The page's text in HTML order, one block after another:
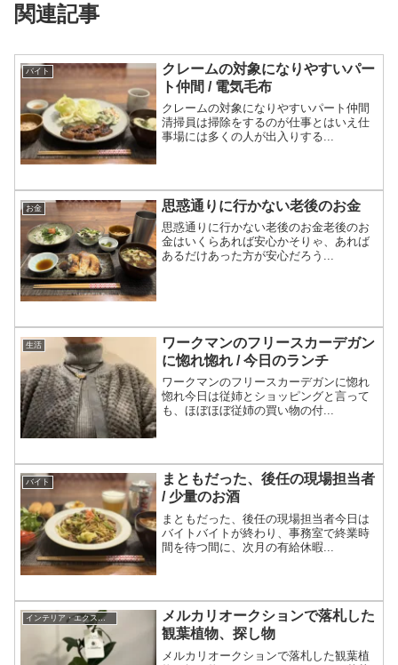
関連記事
バイト
クレームの対象になりやすいパー
ト仲間 / 電気毛布
クレームの対象になりやすいパート仲間
清掃員は掃除をするのが仕事とはいえ仕
事場には多くの人が出入りする...
お金 思惑通りに行かない老後のお金
思惑通りに行かない老後のお金老後のお
金はいくらあれば安心かそりゃ、あれば
あるだけあった方が安心だろう...
生活
ワークマンのフリースカーデガン
に惚れ惚れ / 今日のランチ
ワークマンのフリースカーデガンに惚れ
惚れ今日は従姉とショッピングと言って
も、ほぼほぼ従姉の買い物の付...
バイト
まともだった、後任の現場担当者
/ 少量のお酒
まともだった、後任の現場担当者今日は
バイトバイトが終わり、事務室で終業時
間を待つ間に、次月の有給休暇...
インテリア・エクステリア
メルカリオークションで落札した
観葉植物、探し物
メルカリオークションで落札した観葉植